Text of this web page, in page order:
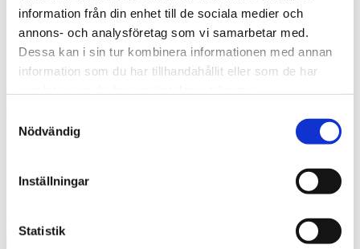
information från din enhet till de sociala medier och
annons- och analysföretag som vi samarbetar med.
Dessa kan i sin tur kombinera informationen med annan
information som du har tillhandahållit eller som de har
Nödvändig
Inställningar
Statistik
Sök
1.jpeg